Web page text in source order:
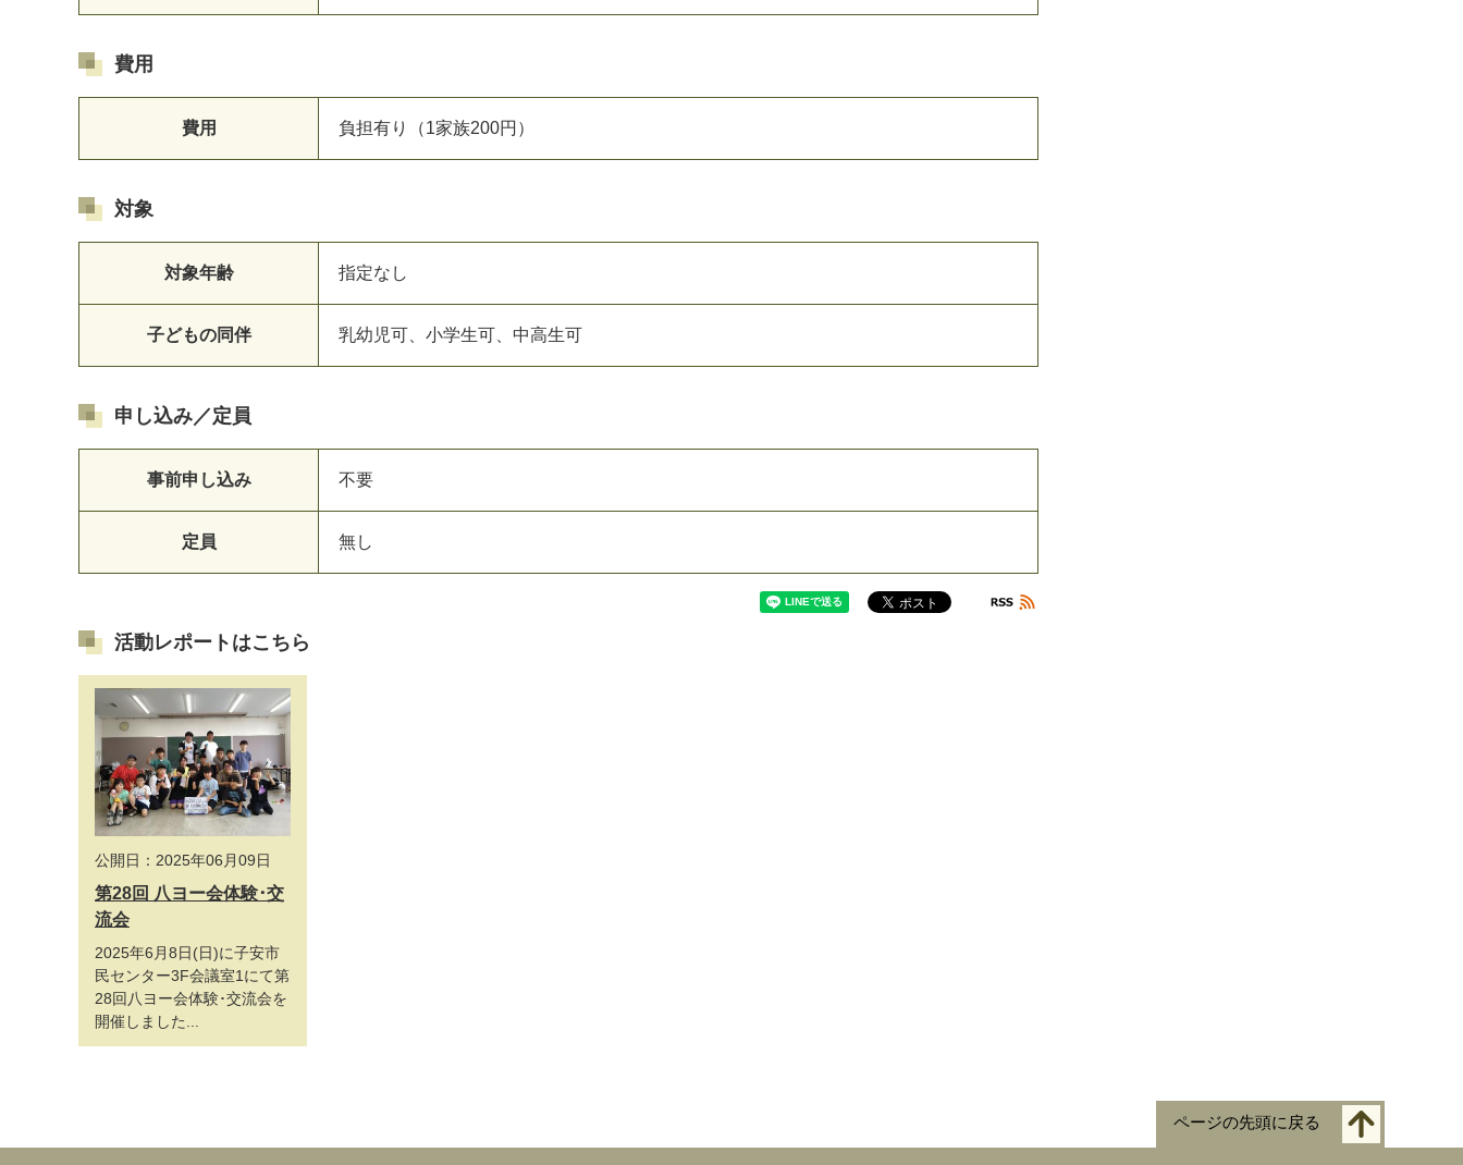
費用
費用 負担有り（1家族200円）
対象
対象年齢 指定なし
子どもの同伴 乳幼児可、小学生可、中高生可
申し込み／定員
事前申し込み 不要
定員 無し
活動レポートはこちら
公開日：2025年06月09日
第28回 八ヨー会体験･交
流会
2025年6月8日(日)に子安市
民センター3F会議室1にて第
28回八ヨー会体験･交流会を
開催しました...
ページの先頭に戻る